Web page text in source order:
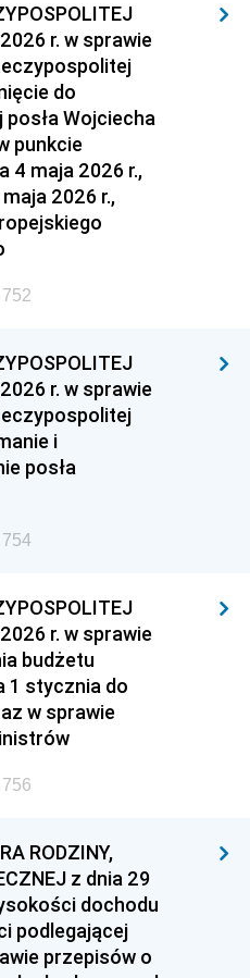
r. w sprawie
do
Wojciecha
punkcie
4 maja 2026 r.,
2026 r.,
r. w sprawie
i
posła
r. w sprawie
budżetu
1 stycznia do
w sprawie
RODZINY,
z dnia 29
dochodu
podlegającej
przepisów o